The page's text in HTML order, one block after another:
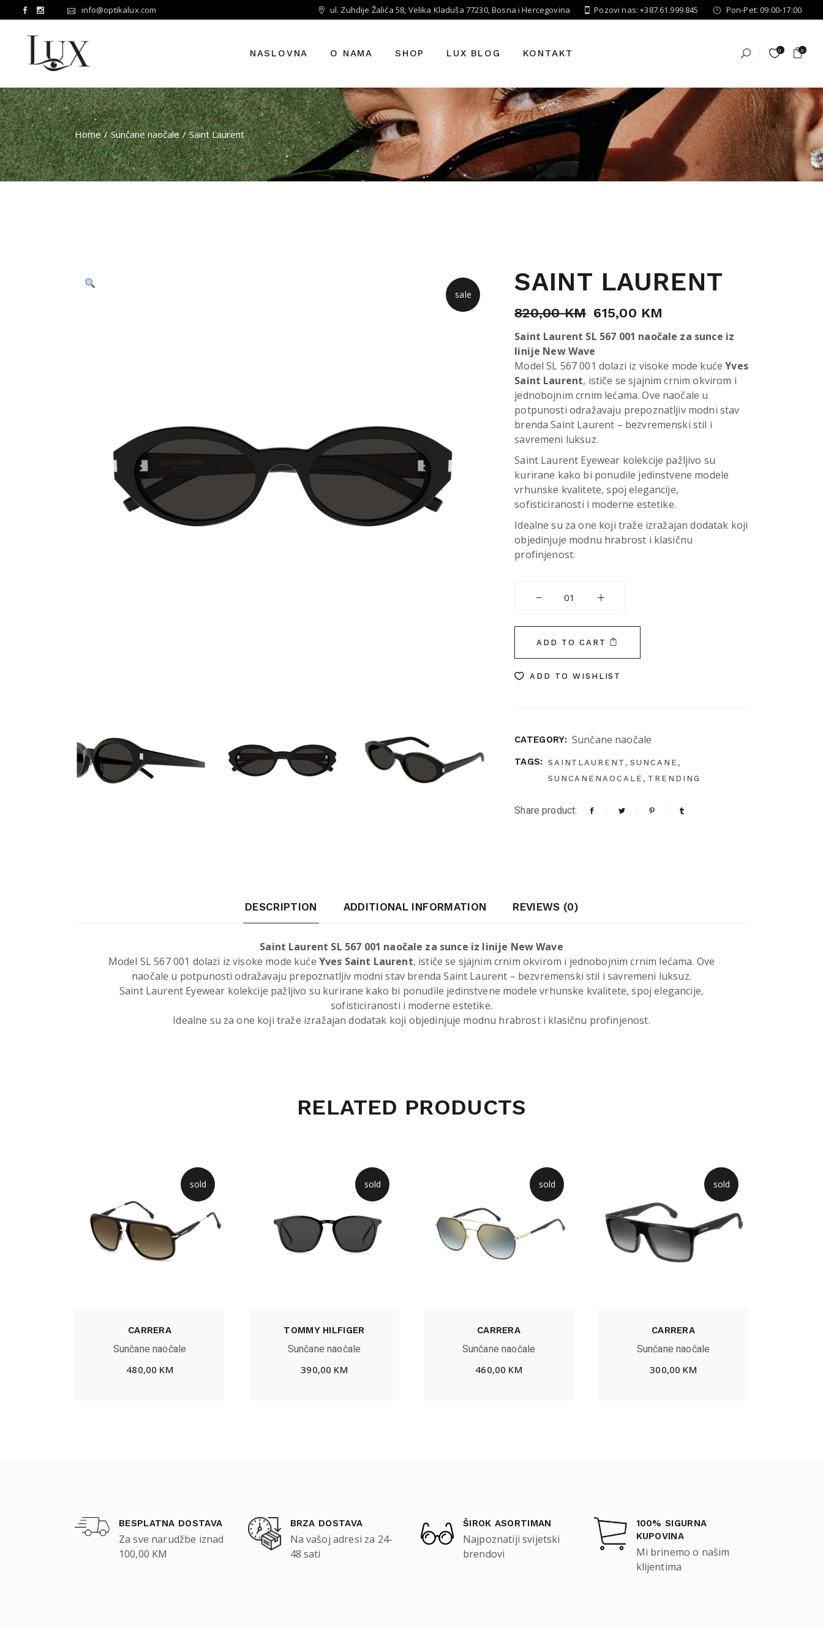
the
content
info@optikalux.com ul. Zuhdije Žalića 58, Velika Kladuša 77230, Bosna i Hercegovina Pozovi nas: +387.61.999.845 Pon-Pet: 09:00-17:00
NASLOVNA O NAMA SHOP LUX BLOG KONTAKT 0 0
Home Sunčane naočale Saint Laurent
sale SAINT LAURENT
820,00KM 615,00 KM
Saint Laurent SL 567 001 naočale za sunce iz
linije New Wave
Model SL 567 001 dolazi iz visoke mode kućeYves
Saint Laurent, ističe se sjajnim crnim okvirom i
jednobojnim crnim lećama. Ove naočale u
potpunosti odražavaju prepoznatljiv modni stav
brenda Saint Laurent – bezvremenski stil i
savremeni luksuz.
Saint Laurent Eyewear kolekcije pažljivo su
kurirane kako bi ponudile jedinstvene modele
vrhunske kvalitete, spoj elegancije,
sofisticiranosti i moderne estetike.
Idealne su za one koji traže izražajan dodatak koji
objedinjuje modnu hrabrost i klasičnu
profinjenost.
ADD TO CART
ADD TO WISHLIST
CATEGORY: Sunčane naočale
TAGS: SAINTLAURENT ,SUNCANE ,
SUNCANENAOCALE , TRENDING
Share product:
DESCRIPTION ADDITIONAL INFORMATION REVIEWS (0)
Saint Laurent SL 567 001 naočale za sunce iz linije New Wave
Model SL 567 001 dolazi iz visoke mode kuće Yves Saint Laurent, ističe se sjajnim crnim okvirom i jednobojnim crnim lećama. Ove
naočale u potpunosti odražavaju prepoznatljiv modni stav brenda Saint Laurent – bezvremenski stil i savremeni luksuz.
Saint Laurent Eyewear kolekcije pažljivo su kurirane kako bi ponudile jedinstvene modele vrhunske kvalitete, spoj elegancije,
sofisticiranosti i moderne estetike.
Idealne su za one koji traže izražajan dodatak koji objedinjuje modnu hrabrost i klasičnu profinjenost.
RELATED PRODUCTS
sold
CARRERA
Sunčane naočale
480,00 KM
sold
TOMMY HILFIGER
Sunčane naočale
390,00 KM
sold
CARRERA
Sunčane naočale
460,00 KM
sold
CARRERA
Sunčane naočale
300,00 KM
BESPLATNA DOSTAVA
Za sve narudžbe iznad
100,00 KM
BRZA DOSTAVA
Na vašoj adresi za 24-
48 sati
ŠIROK ASORTIMAN
Najpoznatiji svijetski
brendovi
100% SIGURNA
KUPOVINA
Mi brinemo o našim
klijentima